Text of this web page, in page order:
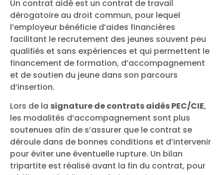
Un contrat aidé est un contrat de travail
dérogatoire au droit commun, pour lequel
l’employeur bénéficie d’aides financières
facilitant le recrutement des jeunes souvent peu
qualifiés et sans expériences et qui permettent le
financement de formation, d’accompagnement
et de soutien du jeune dans son parcours
d’insertion.
Lors de la signature de contrats aidés PEC/CIE,
les modalités d’accompagnement sont plus
soutenues afin de s’assurer que le contrat se
déroule dans de bonnes conditions et d’intervenir
pour éviter une éventuelle rupture. Un bilan
tripartite est réalisé avant la fin du contrat, pour